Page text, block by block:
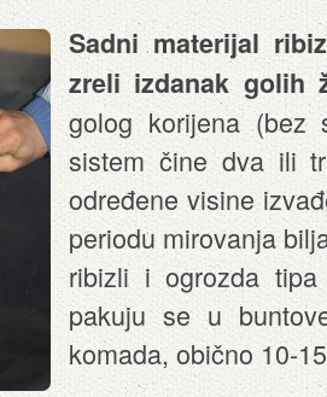
Sadni materijal
zreli izdanak golih
golog korijena (bez
sistem čine dva ili
određene visine
periodu mirovanja
ribizli i ogrozda
pakuju se u
komada, obično 10-